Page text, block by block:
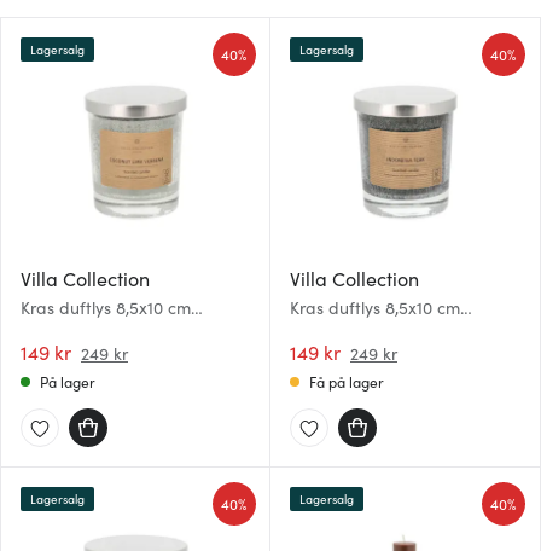
Villa Collection
Kras duftlys 8,5x10 cm
green
149 kr 249 kr
40%
Lagersalg
På lager
Villa Collection
Kras duftlys 8,5x10 cm
149 kr 249 kr
40%
Lagersalg
Få på lager
40%
Lagersalg 40%
Lagersalg